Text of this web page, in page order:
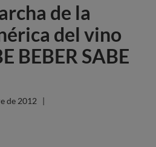
de la
del vino
BEBER SABE
de 2012 |